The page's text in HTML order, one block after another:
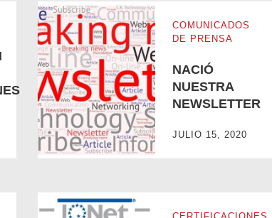
NACIÓ NUESTRA NEWSLETTER
COMUNICADOS
DE PRENSA
NACIÓ
NUESTRA
NEWSLETTER
JULIO 15, 2020